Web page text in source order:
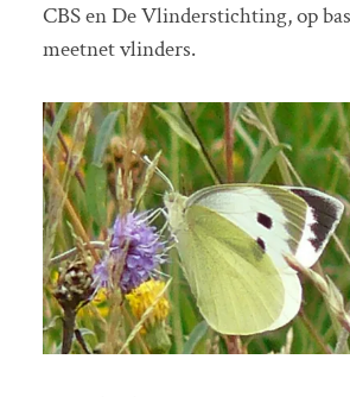
CBS en De Vlinderstichting, op
meetnet vlinders.